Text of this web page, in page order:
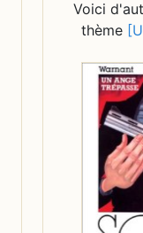
Voici
thème